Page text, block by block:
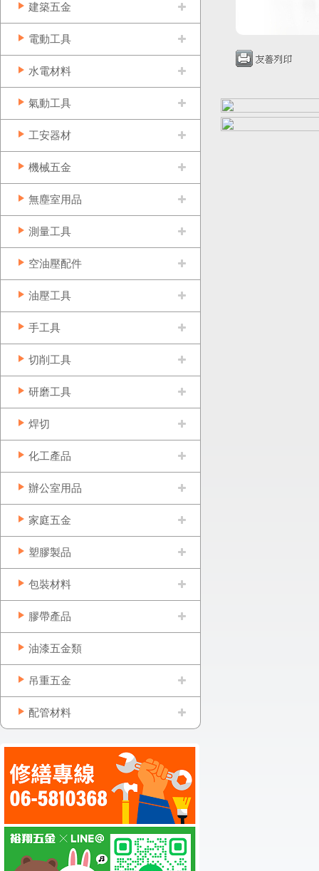
建築五金
電動工具
水電材料
氣動工具
工安器材
機械五金
無塵室用品
測量工具
空油壓配件
油壓工具
手工具
切削工具
研磨工具
焊切
化工產品
辦公室用品
家庭五金
塑膠製品
包裝材料
膠帶產品
油漆五金類
吊重五金
配管材料